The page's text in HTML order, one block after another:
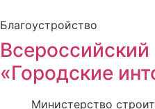
Благоустройство
Всероссийский
«Городские
Министерство